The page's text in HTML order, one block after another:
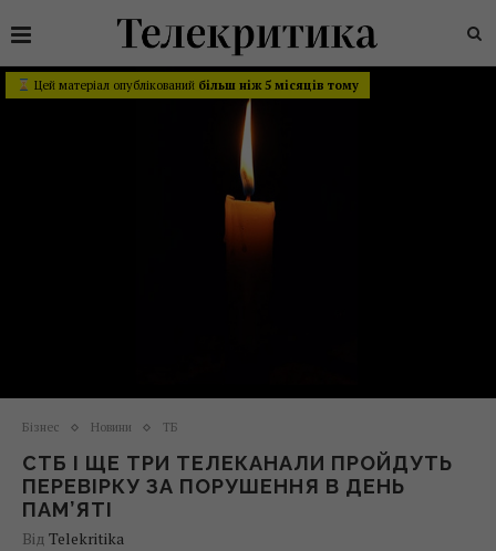
Цей матеріал опублікований більш ніж 5 місяців тому
Бізнес Новини ТБ
СТБ І ЩЕ ТРИ ТЕЛЕКАНАЛИ ПРОЙДУТЬ
ПЕРЕВІРКУ ЗА ПОРУШЕННЯ В ДЕНЬ
ПАМ’ЯТІ
Від Telekritika